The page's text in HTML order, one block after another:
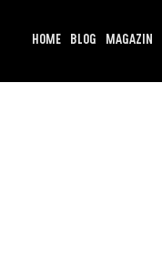
contentHOME BLOG MAGAZIN